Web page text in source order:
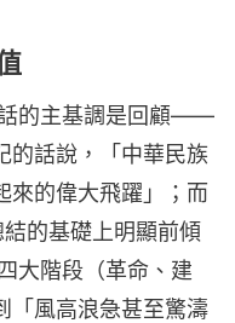
的主基調是回顧——
話說，「中華民族
來的偉大飛躍」；而
的基礎上明顯前傾
大階段（革命、建
「風高浪急甚至驚濤